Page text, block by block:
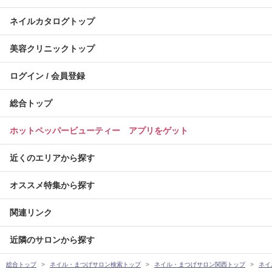
ネイルカタログトップ
美容クリニックトップ
ログイン / 会員登録
総合トップ
ホットペッパービューティー アプリをゲット
近くのエリアから探す
オススメ特集から探す
関連リンク
近隣のサロンから探す
総合トップ ネイル・まつげサロン検索トップ ネイル・まつげサロン関西トップ ネ